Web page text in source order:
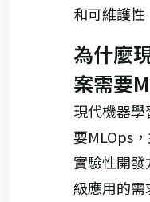
和可維護性
為什麼
案需要
現代機器
要MLOps
實驗性開
級應用的